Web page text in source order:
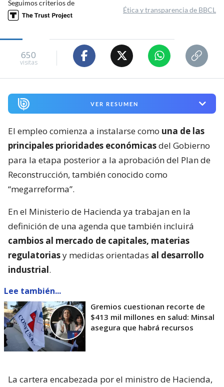
Seguimos criterios de
Ética y transparencia de BBCL
650
visitas
VER RESUMEN
El empleo comienza a instalarse como una de las
principales prioridades económicasdel Gobierno
para la etapa posterior a la aprobación del Plan de
Reconstrucción, también conocido como
“megarreforma”.
En el Ministerio de Hacienda ya trabajan en la
definición de una agenda que también incluirá
cambios al mercado de capitales, materias
regulatoriasy medidas orientadas al desarrollo
industrial.
Lee también...
Gremios cuestionan recorte de
$413 mil millones en salud: Minsal
asegura que habrá recursos
La cartera encabezada por el ministro de Hacienda,